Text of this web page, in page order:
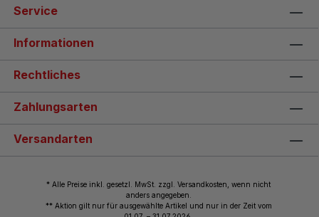
Service
Informationen
Rechtliches
Zahlungsarten
Versandarten
* Alle Preise inkl. gesetzl. MwSt. zzgl. Versandkosten, wenn nicht
anders angegeben.
** Aktion gilt nur für ausgewählte Artikel und nur in der Zeit vom